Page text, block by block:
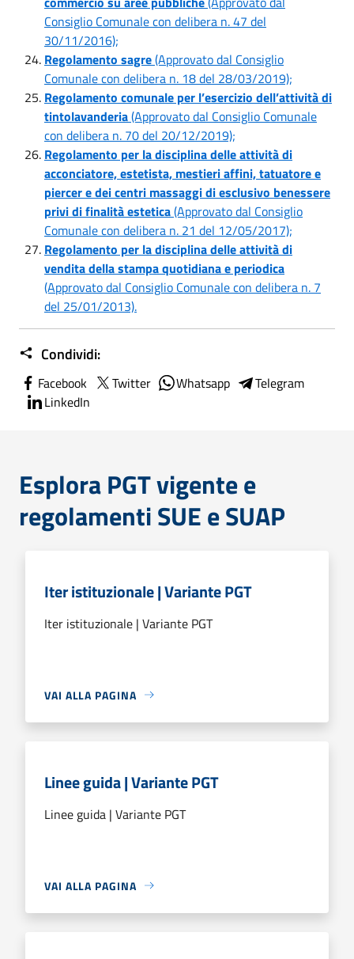
Consiglio Comunale con delibera n. 47 del
30/11/2016);
Regolamento sagre(Approvato dal Consiglio
Comunale con delibera n. 18 del 28/03/2019);
Regolamento comunale per l’esercizio dell’attività di
tintolavanderia(Approvato dal Consiglio Comunale
con delibera n. 70 del 20/12/2019);
Regolamento per la disciplina delle attività di
acconciatore, estetista, mestieri affini, tatuatore e
piercer e dei centri massaggi di esclusivo benessere
privi di finalità estetica(Approvato dal Consiglio
Comunale con delibera n. 21 del 12/05/2017);
Regolamento per la disciplina delle attività di
vendita della stampa quotidiana e periodica
(Approvato dal Consiglio Comunale con delibera n. 7
del 25/01/2013).
Condividi:
Facebook Twitter Whatsapp
Telegram
LinkedIn
Esplora PGT vigente e
regolamenti SUE e SUAP
Iter istituzionale | Variante PGT
Iter istituzionale | Variante PGT
VAI ALLA PAGINA
Linee guida | Variante PGT
Linee guida | Variante PGT
VAI ALLA PAGINA